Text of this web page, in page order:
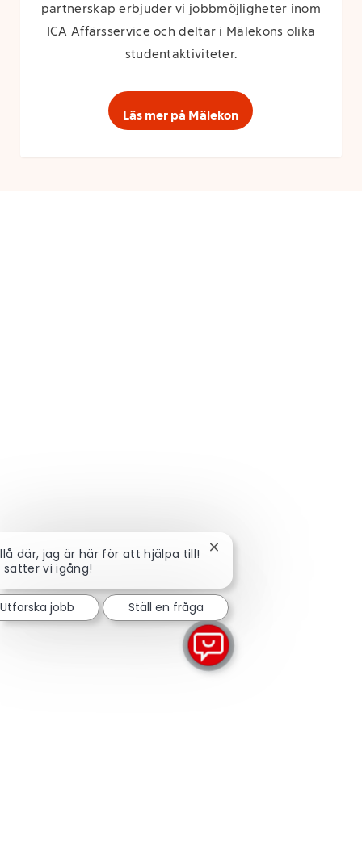
partnerskap erbjuder vi jobbmöjligheter inom
ICA Affärsservice och deltar i Mälekons olika
studentaktiviteter.
Läs mer på Mälekon
där, jag är här för att hjälpa till!
sätter vi igång!
Stäng chattbot-avisering
Utforska jobb Ställ en fråga